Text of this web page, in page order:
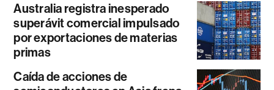
Australia registra inesperado
superávit comercial impulsado
por exportaciones de materias
primas
Caída de acciones de